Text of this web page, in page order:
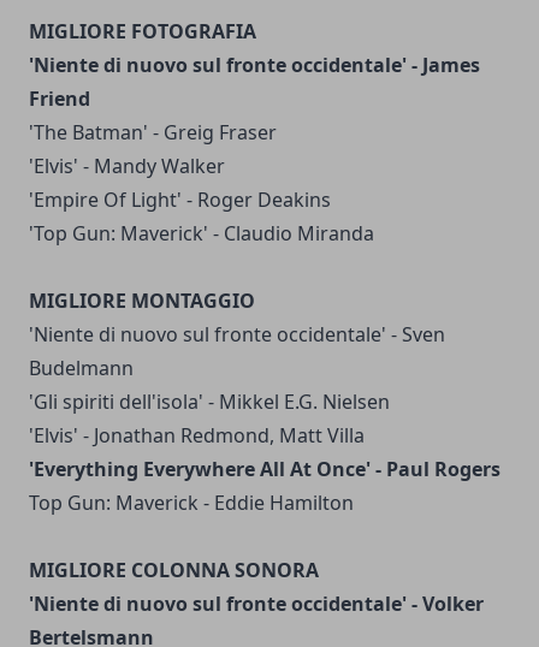
MIGLIORE FOTOGRAFIA
'Niente di nuovo sul fronte occidentale' - James
Friend
'The Batman' - Greig Fraser
'Elvis' - Mandy Walker
'Empire Of Light' - Roger Deakins
'Top Gun: Maverick' - Claudio Miranda
MIGLIORE MONTAGGIO
'Niente di nuovo sul fronte occidentale' - Sven
Budelmann
'Gli spiriti dell'isola' - Mikkel E.G. Nielsen
'Elvis' - Jonathan Redmond, Matt Villa
'Everything Everywhere All At Once' - Paul Rogers
Top Gun: Maverick - Eddie Hamilton
MIGLIORE COLONNA SONORA
'Niente di nuovo sul fronte occidentale' - Volker
Bertelsmann